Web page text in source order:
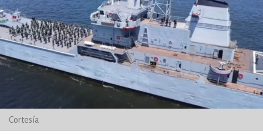
Cortesía